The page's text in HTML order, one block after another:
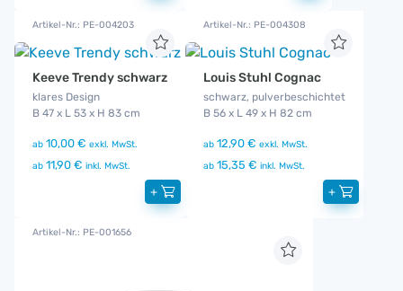
Artikel-Nr.: PE-004203
Keeve Trendy schwarz
klares Design
B 47 x L 53 x H 83 cm
ab 10,00 € exkl. MwSt.
ab 11,90 € inkl. MwSt.
+
Artikel-Nr.: PE-004308
Louis Stuhl Cognac
schwarz, pulverbeschichtet
B 56 x L 49 x H 82 cm
ab 12,90 € exkl. MwSt.
ab 15,35 € inkl. MwSt.
+
Artikel-Nr.: PE-001656